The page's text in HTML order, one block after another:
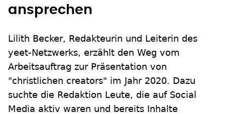
ansprechen
Lilith Becker, Redakteurin und Leiterin des
yeet-Netzwerks, erzählt den Weg vom
Arbeitsauftrag zur Präsentation von
"christlichen creators" im Jahr 2020. Dazu
suchte die Redaktion Leute, die auf Social
Media aktiv waren und bereits Inhalte